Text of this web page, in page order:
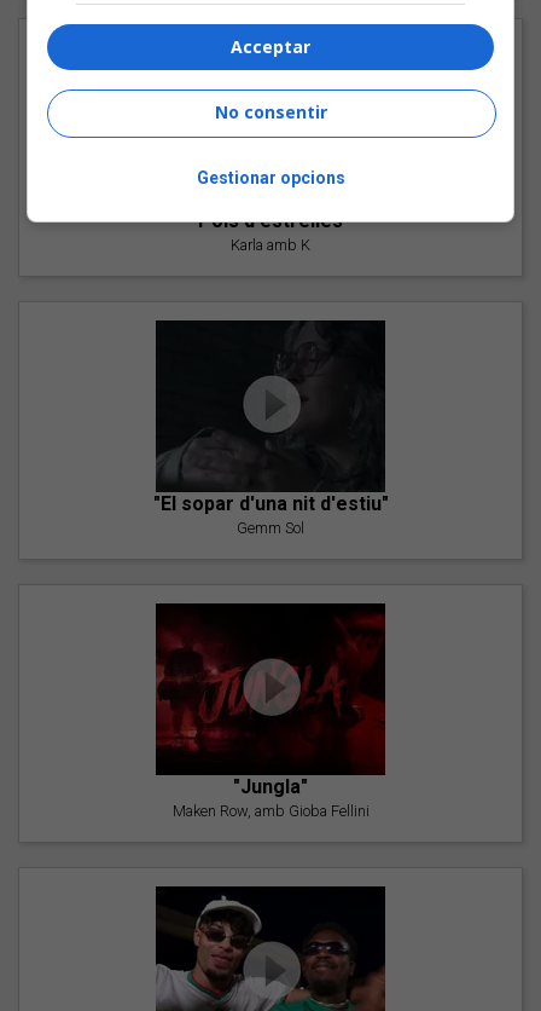
"Pols d'estrelles"
Karla amb K
"El sopar d'una nit d'estiu"
Gemm Sol
"Jungla"
Maken Row, amb Gioba Fellini
Acceptar
No consentir
Gestionar opcions